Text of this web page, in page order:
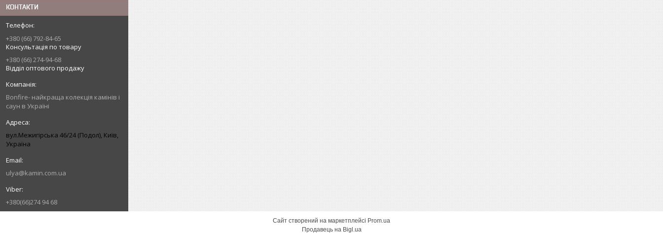
КОНТАКТИ
+380 (66) 792-84-65
Консультація по товару
+380 (66) 274-94-68
Відділ оптового продажу
Bonfire- найкраща колекція камінів і
саун в Україні
вул.Межигірська 46/24 (Подол), Київ,
Україна
ulya@kamin.com.ua
+380(66)274 94 68
Сайт створений на маркетплейсі Prom.ua
Продавець на Bigl.ua